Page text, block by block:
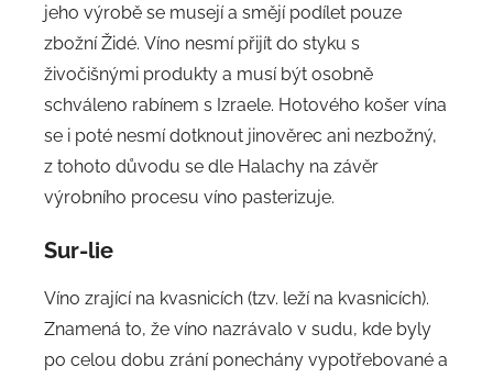
jeho výrobě se musejí a smějí podílet pouze
zbožní Židé. Víno nesmí přijít do styku s
živočišnými produkty a musí být osobně
schváleno rabínem s Izraele. Hotového košer vína
se i poté nesmí dotknout jinověrec ani nezbožný,
z tohoto důvodu se dle Halachy na závěr
výrobního procesu víno pasterizuje.
Sur-lie
Víno zrající na kvasnicích (tzv. leží na kvasnicích).
Znamená to, že víno nazrávalo v sudu, kde byly
po celou dobu zrání ponechány vypotřebované a